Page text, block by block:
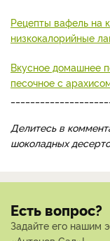
Рецепты вафель на
низкокалорийные
Вкусное домашнее
песочное с
Делитесь в
шоколадных
Есть вопрос?
Задайте его нашим